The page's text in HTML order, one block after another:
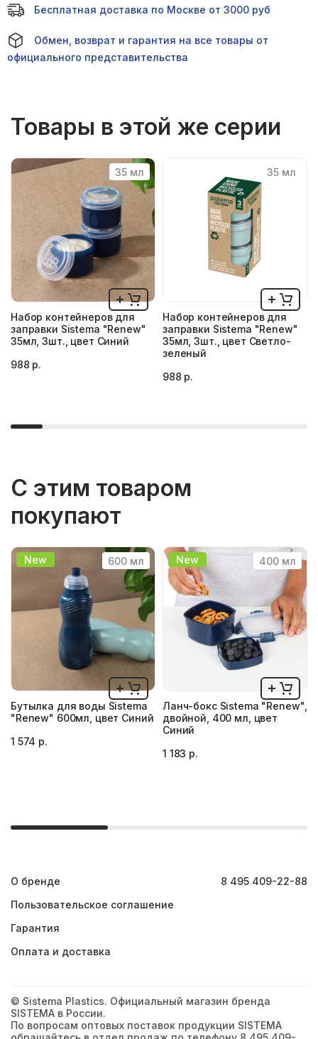
Бесплатная доставка по Москве от 3000 руб
Обмен, возврат и гарантия на все товары от
официального представительства
Товары в этой же серии
35 мл
Набор контейнеров для
заправки Sistema "Renew"
35мл, 3шт., цвет Синий
988 р.
35 мл
Набор контейнеров для
заправки Sistema "Renew"
35мл, 3шт., цвет Светло-
зеленый
988 р.
С этим товаром
покупают
New 600 мл
Бутылка для воды Sistema
"Renew" 600мл, цвет Синий
1 574 р.
New 400 мл
Ланч-бокс Sistema "Renew",
двойной, 400 мл, цвет
Синий
1 183 р.
О бренде
Пользовательское соглашение
Гарантия
Оплата и доставка
8 495 409-22-88
© Sistema Plastics. Официальный магазин бренда
SISTEMA в России.
По вопросам оптовых поставок продукции SISTEMA